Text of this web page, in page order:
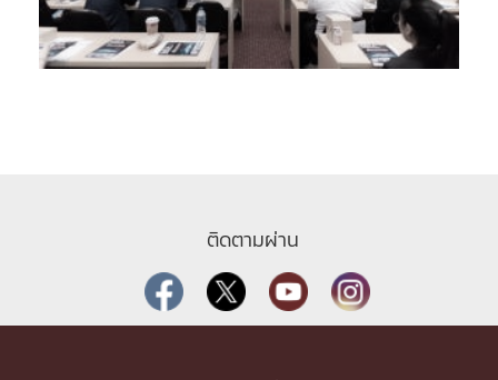
ติดตามผ่าน